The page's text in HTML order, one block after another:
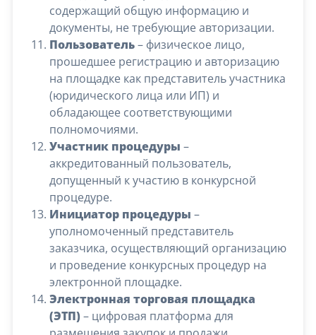
содержащий общую информацию и
документы, не требующие авторизации.
Пользователь– физическое лицо,
прошедшее регистрацию и авторизацию
на площадке как представитель участника
(юридического лица или ИП) и
обладающее соответствующими
полномочиями.
Участник процедуры –
аккредитованный пользователь,
допущенный к участию в конкурсной
процедуре.
Инициатор процедуры –
уполномоченный представитель
заказчика, осуществляющий организацию
и проведение конкурсных процедур на
электронной площадке.
Электронная торговая площадка
(ЭТП)– цифровая платформа для